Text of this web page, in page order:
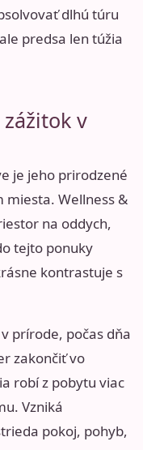
dlhú túru
predsa len túžia
v
je jeho prirodzené
miesta. Wellness &
na oddych,
tejto ponuky
kontrastuje s
prírode, počas dňa
zakončiť vo
robí z pobytu viac
Vzniká
pokoj, pohyb,